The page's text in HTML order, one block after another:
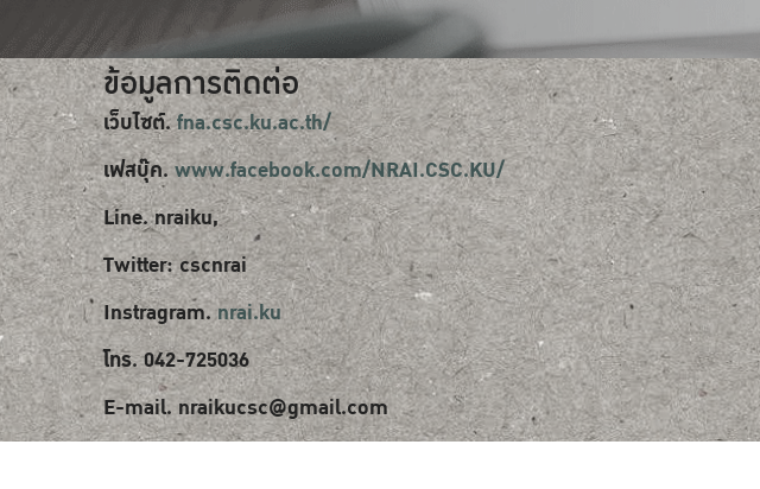
ข้อมูลการติดต่อ
เว็บไซต์.fna.csc.ku.ac.th/
เฟสบุ๊ค.www.facebook.com/NRAI.CSC.KU/
Line. nraiku,
Twitter: cscnrai
Instragram.nrai.ku
โทร. 042-725036
E-mail. nraikucsc@gmail.com